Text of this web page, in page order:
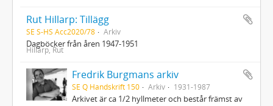
Rut Hillarp: Tillägg
SE S-HS Acc2020/78 Arkiv
Dagböcker från åren 1947-1951
Hillarp, Rut
Fredrik Burgmans arkiv
SE Q Handskrift 150 Arkiv 1931-1987
Arkivet är ca 1/2 hyllmeter och består främst av